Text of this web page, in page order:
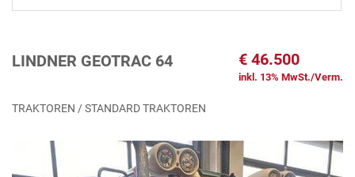
LINDNER GEOTRAC 64 € 46.500
inkl. 13% MwSt./Verm.
TRAKTOREN / STANDARD TRAKTOREN